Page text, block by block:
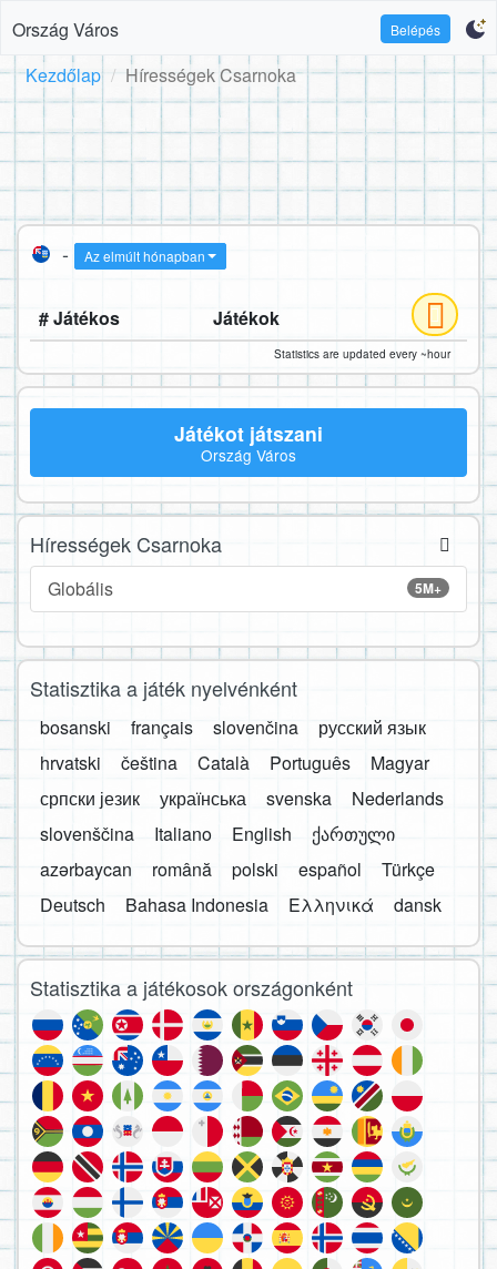
Ország Város Belépés
Kezdőlap Hírességek Csarnoka
- Az elmúlt hónapban
# Játékos Játékok
Statistics are updated every ~hour
Játékot játszani
Ország Város
Hírességek Csarnoka
5M+
Globális
Statisztika a játék nyelvénként
bosanski français slovenčina
русский язык
hrvatski
čeština Català Português
Magyar
српски језик
українська svenska
Nederlands
slovenščina
Italiano English
ქართული
azərbaycan
română polski español
Türkçe
Deutsch
Bahasa Indonesia Ελληνικά dansk
Statisztika a játékosok országonként